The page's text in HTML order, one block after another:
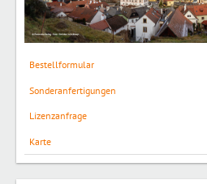
Bestellformular
Sonderanfertigungen
Lizenzanfrage
Karte